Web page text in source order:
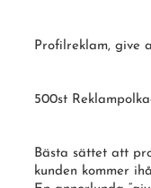
Profilreklam, give
500st
Bästa sättet att
kunden kommer